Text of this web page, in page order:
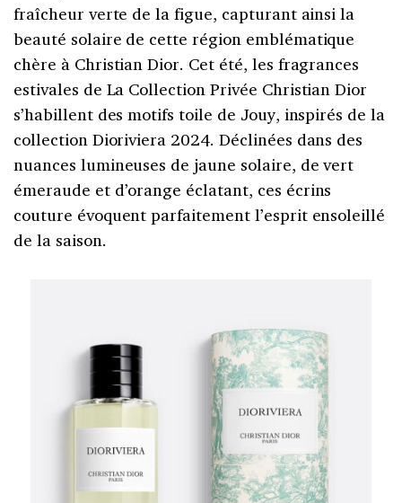
fraîcheur verte de la figue, capturant ainsi la
beauté solaire de cette région emblématique
chère à Christian Dior. Cet été, les fragrances
estivales de La Collection Privée Christian Dior
s’habillent des motifs toile de Jouy, inspirés de la
collection Dioriviera 2024. Déclinées dans des
nuances lumineuses de jaune solaire, de vert
émeraude et d’orange éclatant, ces écrins
couture évoquent parfaitement l’esprit ensoleillé
de la saison.